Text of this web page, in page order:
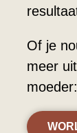
Of je
meer